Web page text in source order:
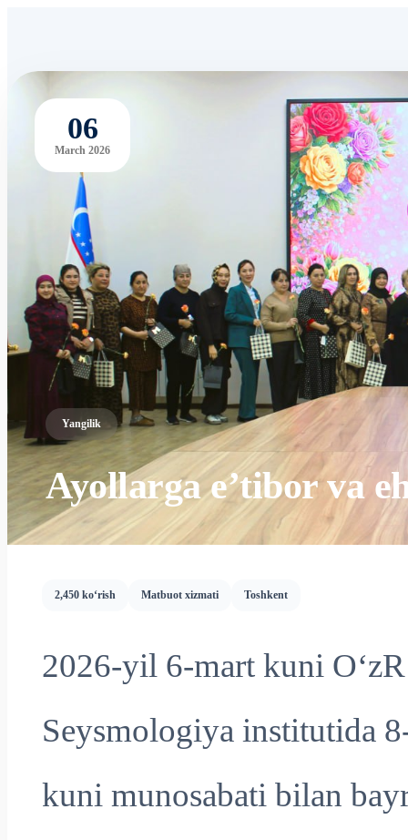
06
March 2026
Yangilik
Ayollarga e’tibor va
2,450 ko‘rish Matbuot xizmati Toshkent
2026-yil 6-mart kuni
Seysmologiya institutida
kuni munosabati bilan